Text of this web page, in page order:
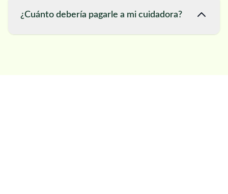
¿Cuánto debería pagarle a mi cuidadora?